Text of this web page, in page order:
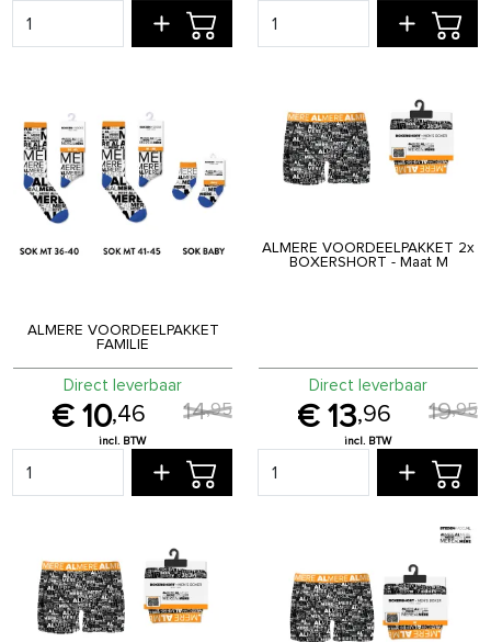
ALMERE VOORDEELPAKKET
FAMILIE
10,46 14,95
Direct leverbaar
ALMERE VOORDEELPAKKET 2x
BOXERSHORT - Maat M
13,96 19,95
Direct leverbaar